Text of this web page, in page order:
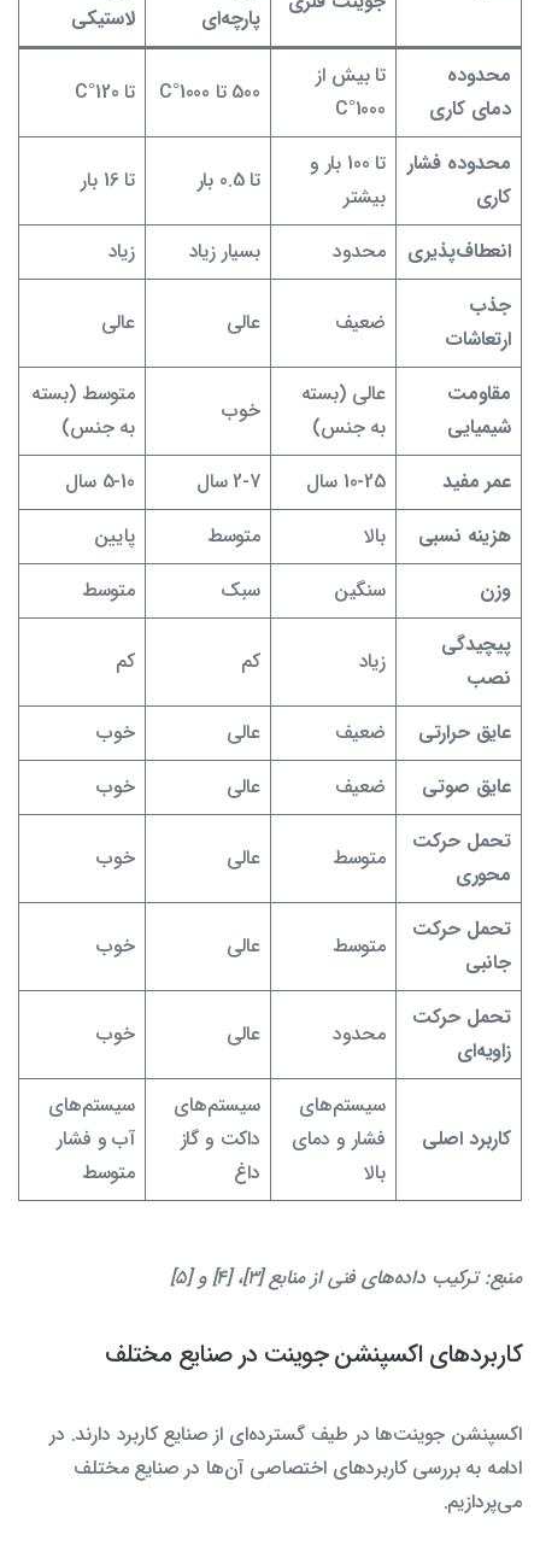
پارچه‌ای
لاستیکی
محدوده
دمای کاری
تا بیش از
1000°C
500 تا 1000°C تا 120°C
محدوده فشار
کاری
تا 100 بار و
بیشتر
تا 0.5 بار تا 16 بار
انعطاف‌پذیری محدود بسیار زیاد
زیاد
جذب
ارتعاشات
ضعیف عالی عالی
مقاومت
شیمیایی
عالی (بسته
به جنس)
خوب
متوسط (بسته
به جنس)
عمر مفید
10-25 سال 2-7 سال
5-10 سال
هزینه نسبی
بالا متوسط
پایین
وزن
سنگین سبک
متوسط
پیچیدگی
نصب
زیاد کم کم
عایق حرارتی ضعیف عالی
خوب
عایق صوتی
ضعیف عالی
خوب
تحمل حرکت
محوری
متوسط عالی خوب
تحمل حرکت
جانبی
متوسط عالی خوب
تحمل حرکت
زاویه‌ای
محدود عالی خوب
کاربرد اصلی
سیستم‌های
فشار و دمای
بالا
سیستم‌های
داکت و گاز
داغ
سیستم‌های
آب و فشار
متوسط
منبع: ترکیب داده‌های فنی از منابع [3]، [4] و [5]
کاربردهای اکسپنشن جوینت در صنایع مختلف
اکسپنشن جوینت‌ها در طیف گسترده‌ای از صنایع کاربرد دارند. در
ادامه به بررسی کاربردهای اختصاصی آن‌ها در صنایع مختلف
می‌پردازیم.